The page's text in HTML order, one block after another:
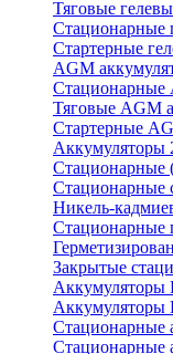
Тяговые
Стационарные
Стартерные
AGM
Стационарные
Тяговые AGM
Стартерные
Аккумуляторы
Стационарные
Стационарные
Никель-
Стационарные
Закрытые
Аккумуляторы
Аккумуляторы
Стационарные
Стационарные